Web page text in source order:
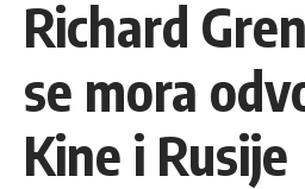
Richard
se mora
Kine i Rusije